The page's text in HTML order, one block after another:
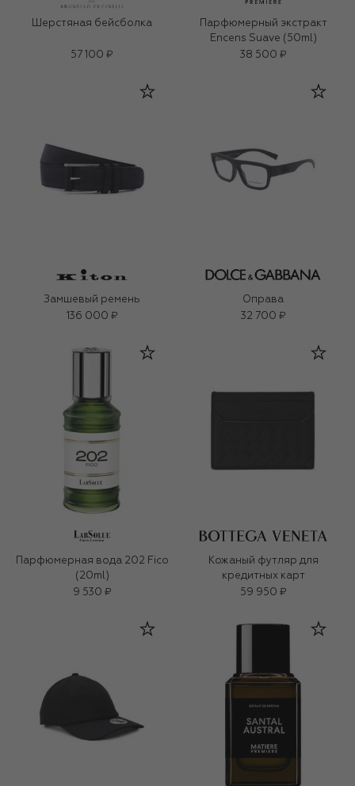
Шерстяная бейсболка
57 100 ₽
Парфюмерный экстракт
Encens Suave (50ml)
38 500 ₽
Замшевый ремень
136 000 ₽
Оправа
32 700 ₽
Парфюмерная вода 202 Fico
(20ml)
9 530 ₽
Кожаный футляр для
кредитных карт
59 950 ₽